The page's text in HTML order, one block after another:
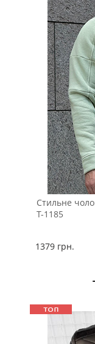
Стильне
Т-1185
1379 грн.